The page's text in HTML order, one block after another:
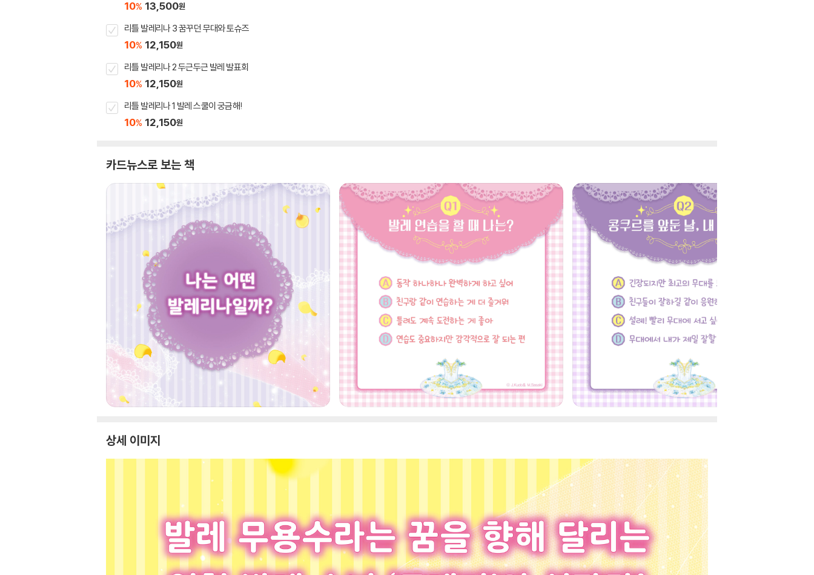
10% 13,500원
리틀 발레리나 3 꿈꾸던 무대와 토슈즈
10% 12,150원
리틀 발레리나 2 두근두근 발레 발표회
10% 12,150원
리틀 발레리나 1 발레 스쿨이 궁금해!
10% 12,150원
카드뉴스로 보는 책
상세 이미지